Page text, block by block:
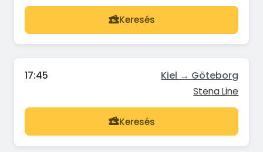
Keresés
17:45 Kiel → Göteborg
Stena Line
Keresés